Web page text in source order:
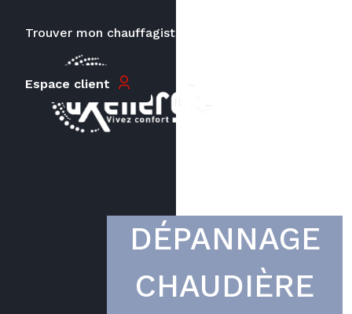
Trouver mon chauffagiste
Espace client
DÉPANNAGE
CHAUDIÈRE